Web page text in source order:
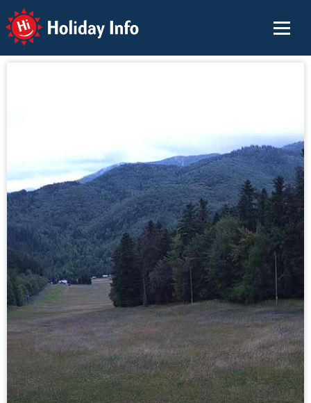
Holiday Info